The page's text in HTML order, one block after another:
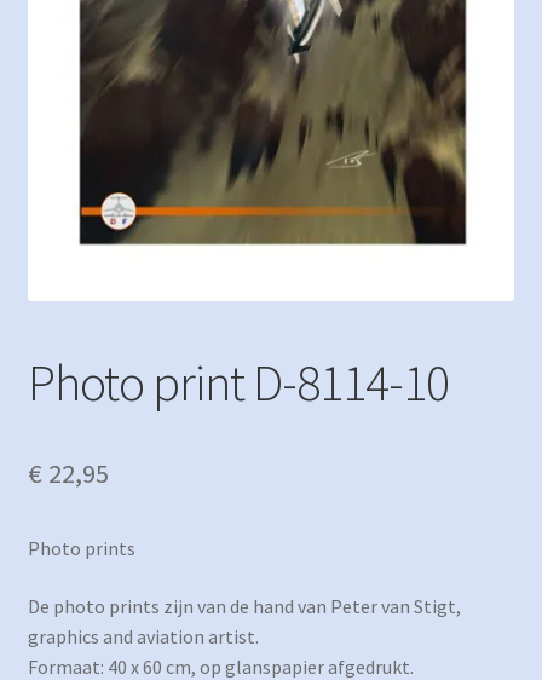
Photo print D-8114-10
€ 22,95
Photo prints
De photo prints zijn van de hand van Peter van Stigt,
graphics and aviation artist.
Formaat: 40 x 60 cm, op glanspapier afgedrukt.